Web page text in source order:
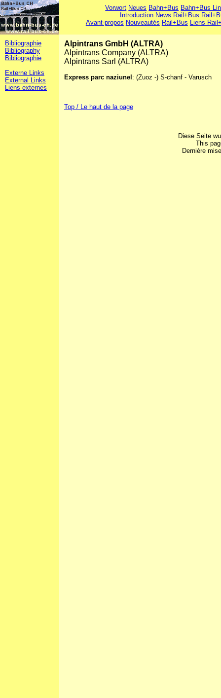
Vorwort Neues Bahn+Bus Bahn+Bus
Introduction News Rail+Bus
Avant-propos Nouveautés Rail+Bus Liens
Bibliographie
Bibliography
Bibliographie
Externe Links
External Links
Liens externes
Alpintrans GmbH (ALTRA)
Alpintrans Company (ALTRA)
Alpintrans Sarl (ALTRA)
Express parc naziunel : (Zuoz -) S-chanf - Varusch
Top / Le haut de la page
Diese Seite
This
Dernière